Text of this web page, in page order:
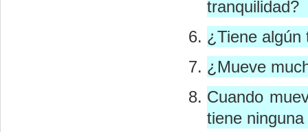
tranquilidad?
¿Tiene algún
¿Mueve
Cuando
tiene